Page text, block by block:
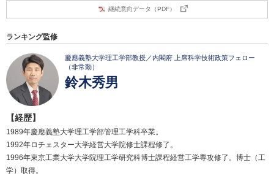
継続意向データ（PDF）
ランキング監修
慶應義塾大学理工学部教授／内閣府 上席科学技術政策フェロー
（非常勤）
鈴木秀男
【経歴】
1989年慶應義塾大学理工学部管理工学科卒業。
1992年ロチェスター大学経営大学院修士課程修了。
1996年東京工業大学大学院理工学研究科博士課程経営工学専攻修了。博士（工
学）取得。